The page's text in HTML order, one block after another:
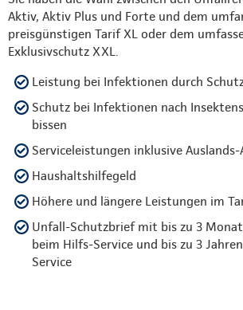
Aktiv, Aktiv Plus und Forte und dem
preisgünstigen Tarif XL oder dem
Exklusivschutz XXL.
Leistung bei Infektionen durch
Schutz bei Infektionen nach
bissen
Serviceleistungen inklusive Auslands-
Haushaltshilfegeld
Höhere und längere Leistungen im
Unfall-Schutzbrief mit bis zu 3
beim Hilfs-Service und bis zu 3
Service